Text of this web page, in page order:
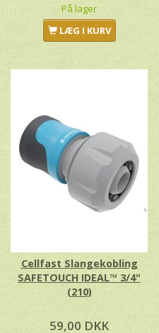
På lager
LÆG I KURV
Cellfast Slangekobling
SAFETOUCH IDEAL™ 3/4"
(210)
59,00 DKK